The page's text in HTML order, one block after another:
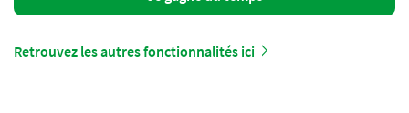
Retrouvez les autres fonctionnalités ici